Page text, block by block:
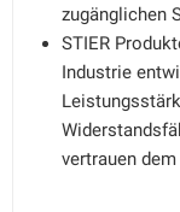
zugänglichen
STIER
Industrie
vertrauen